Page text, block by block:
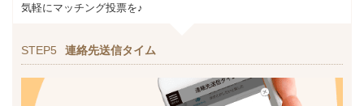
気軽にマッチング投票を♪
STEP5 連絡先送信タイム